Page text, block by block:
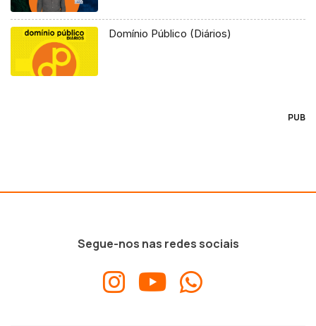
Domínio Público (Diários)
PUB
Segue-nos nas redes sociais